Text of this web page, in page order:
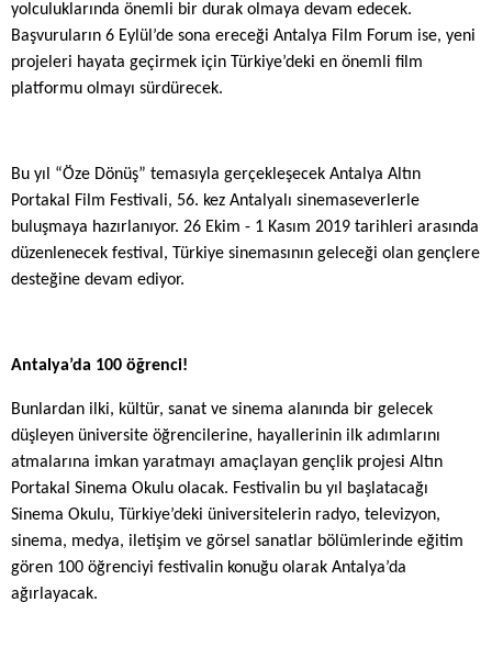
yolculuklarında önemli bir durak olmaya devam edecek.
Başvuruların 6 Eylül’de sona ereceği Antalya Film Forum ise, yeni
projeleri hayata geçirmek için Türkiye’deki en önemli film
platformu olmayı sürdürecek.
Bu yıl “Öze Dönüş” temasıyla gerçekleşecek Antalya Altın
Portakal Film Festivali, 56. kez Antalyalı sinemaseverlerle
buluşmaya hazırlanıyor. 26 Ekim - 1 Kasım 2019 tarihleri arasında
düzenlenecek festival, Türkiye sinemasının geleceği olan gençlere
desteğine devam ediyor.
Antalya’da 100 öğrenci!
Bunlardan ilki, kültür, sanat ve sinema alanında bir gelecek
düşleyen üniversite öğrencilerine, hayallerinin ilk adımlarını
atmalarına imkan yaratmayı amaçlayan gençlik projesi Altın
Portakal Sinema Okulu olacak. Festivalin bu yıl başlatacağı
Sinema Okulu, Türkiye’deki üniversitelerin radyo, televizyon,
sinema, medya, iletişim ve görsel sanatlar bölümlerinde eğitim
gören 100 öğrenciyi festivalin konuğu olarak Antalya’da
ağırlayacak.